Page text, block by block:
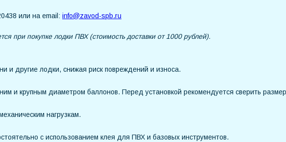
или на email: info@zavod-spb.ru
при покупке лодки ПВХ (стоимость доставки от 1000 рублей).
и другие лодки, снижая риск повреждений и износа.
и крупным диаметром баллонов. Перед установкой рекомендуется сверить
нагрузкам.
с использованием клея для ПВХ и базовых инструментов.